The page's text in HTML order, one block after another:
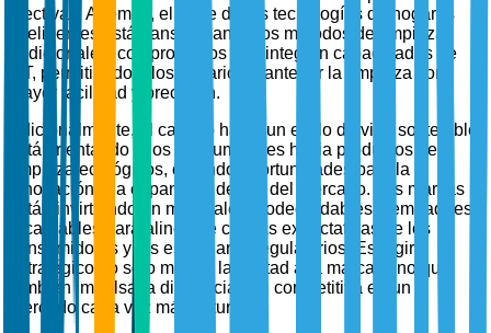
efectivas. Además, el auge de las tecnologías de hogares
inteligentes está transformando los métodos de limpieza
tradicionales, con productos que integran capacidades de
IoT, permitiendo a los usuarios mantener la limpieza con
mayor facilidad y precisión.
Adicionalmente, el cambio hacia un estilo de vida sostenible
está orientando a los consumidores hacia productos de
limpieza ecológicos, creando oportunidades para la
innovación y la expansión dentro del mercado. Las marcas
están invirtiendo en materiales biodegradables y empaques
recargables para alinearse con las expectativas de los
consumidores y los estándares regulatorios. Este giro
estratégico no solo mejora la lealtad a la marca, sino que
también impulsa la diferenciación competitiva en un
mercado cada vez más saturado.